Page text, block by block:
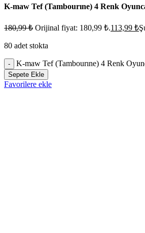
K-maw Tef (Tambourıne) 4 Renk
180,99₺ Orijinal fiyat: 180,99 ₺.113,99 ₺
80 adet stokta
- K-maw Tef (Tambourıne) 4 Renk
Sepete Ekle
Favorilere ekle